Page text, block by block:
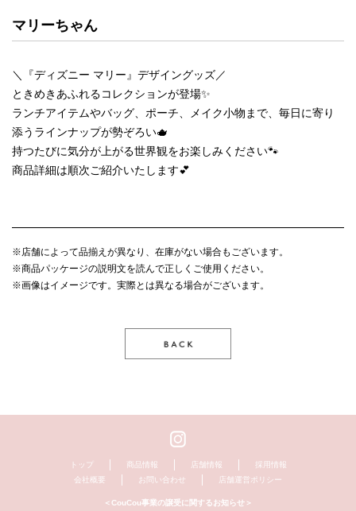
マリーちゃん
＼『ディズニー マリー』デザイングッズ／
ときめきあふれるコレクションが登場✨
ランチアイテムやバッグ、ポーチ、メイク小物まで、毎日に寄り
添うラインナップが勢ぞろい🫖
持つたびに気分が上がる世界観をお楽しみください🐾
商品詳細は順次ご紹介いたします💕
※店舗によって品揃えが異なり、在庫がない場合もございます。
※商品パッケージの説明文を読んで正しくご使用ください。
※画像はイメージです。実際とは異なる場合がございます。
トップ 商品情報 店舗情報
採用情報
会社概要
お問い合わせ 店舗運営ポリシー
＜CouCou事業の譲受に関するお知らせ＞